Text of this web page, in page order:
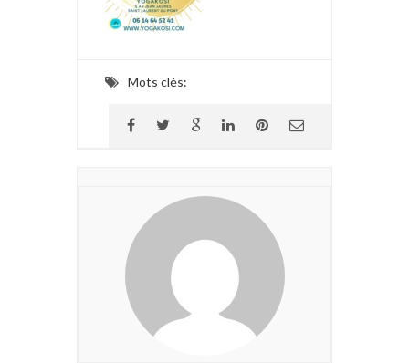
Mots clés: